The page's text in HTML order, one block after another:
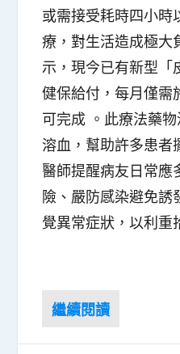
或需接受耗時四小時
療，對生活造成極大
示，現今已有新型「
健保給付，每月僅需
可完成 。此療法藥
溶血，幫助許多患者
醫師提醒病友日常應
險、嚴防感染避免誘
覺異常症狀，以利重